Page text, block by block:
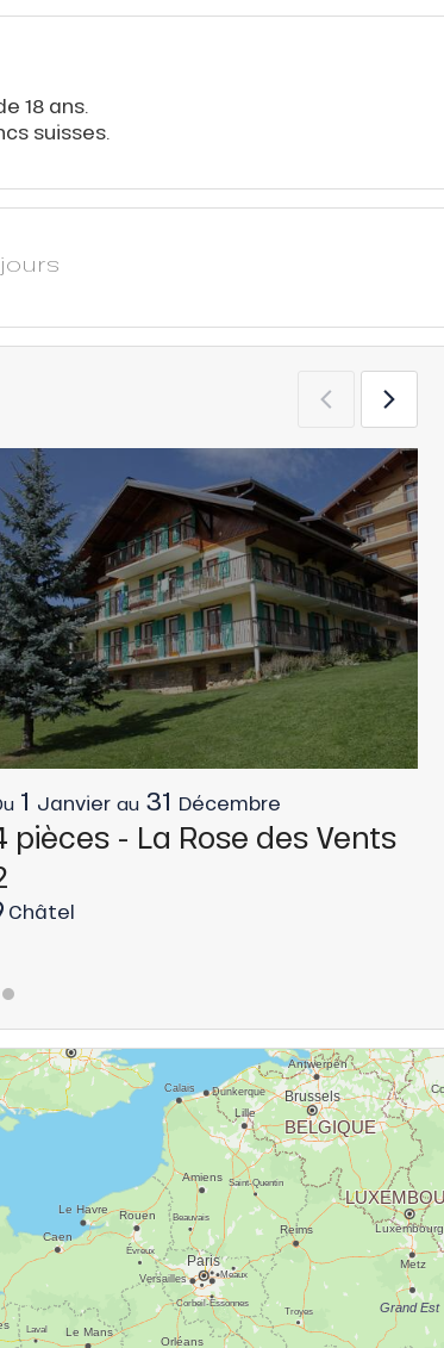
18 ans.
suisses.
1 Janvier au 31 Décembre
pièces - La Rose des Vents
Châtel